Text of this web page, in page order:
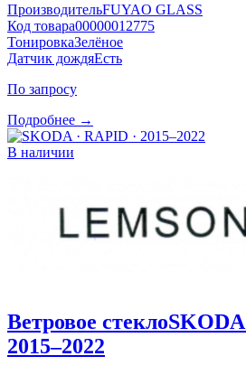
ПроизводительFUYAO GLASS
Код товара00000012775
ТонировкаЗелёное
Датчик дождяЕсть
По запросу
Подробнее →
В наличии
Ветровое стеклоSKODA
2015–2022